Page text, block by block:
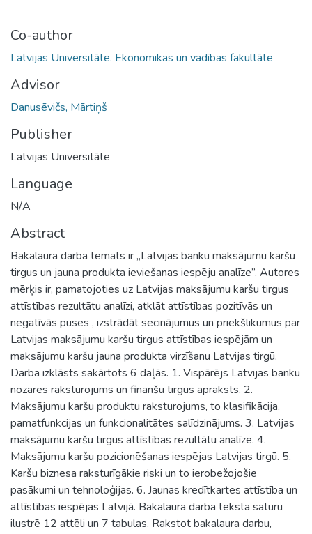
Co-author
Latvijas Universitāte. Ekonomikas un vadības fakultāte
Advisor
Danusēvičs, Mārtiņš
Publisher
Latvijas Universitāte
Language
N/A
Abstract
Bakalaura darba temats ir „Latvijas banku maksājumu karšu
tirgus un jauna produkta ieviešanas iespēju analīze”. Autores
mērķis ir, pamatojoties uz Latvijas maksājumu karšu tirgus
attīstības rezultātu analīzi, atklāt attīstības pozitīvās un
negatīvās puses , izstrādāt secinājumus un priekšlikumus par
Latvijas maksājumu karšu tirgus attīstības iespējām un
maksājumu karšu jauna produkta virzīšanu Latvijas tirgū.
Darba izklāsts sakārtots 6 daļās. 1. Vispārējs Latvijas banku
nozares raksturojums un finanšu tirgus apraksts. 2.
Maksājumu karšu produktu raksturojums, to klasifikācija,
pamatfunkcijas un funkcionalitātes salīdzinājums. 3. Latvijas
maksājumu karšu tirgus attīstības rezultātu analīze. 4.
Maksājumu karšu pozicionēšanas iespējas Latvijas tirgū. 5.
Karšu biznesa raksturīgākie riski un to ierobežojošie
pasākumi un tehnoloģijas. 6. Jaunas kredītkartes attīstība un
attīstības iespējas Latvijā. Bakalaura darba teksta saturu
ilustrē 12 attēli un 7 tabulas. Rakstot bakalaura darbu,